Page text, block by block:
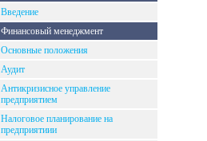
Введение
Финансовый менеджмент
Основные положения
Аудит
Антикризисное управление
предприятием
Налоговое планирование на
предприятиии